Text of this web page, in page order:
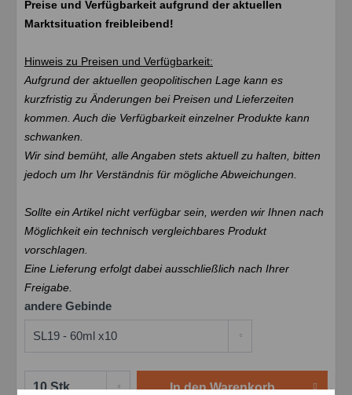
Preise und Verfügbarkeit aufgrund der aktuellen
Marktsituation freibleibend!
Hinweis zu Preisen und Verfügbarkeit:
Aufgrund der aktuellen geopolitischen Lage kann es
kurzfristig zu Änderungen bei Preisen und Lieferzeiten
kommen. Auch die Verfügbarkeit einzelner Produkte kann
schwanken.
Wir sind bemüht, alle Angaben stets aktuell zu halten, bitten
jedoch um Ihr Verständnis für mögliche Abweichungen.
Sollte ein Artikel nicht verfügbar sein, werden wir Ihnen nach
Möglichkeit ein technisch vergleichbares Produkt
vorschlagen.
Eine Lieferung erfolgt dabei ausschließlich nach Ihrer
Freigabe.
andere Gebinde
In den Warenkorb